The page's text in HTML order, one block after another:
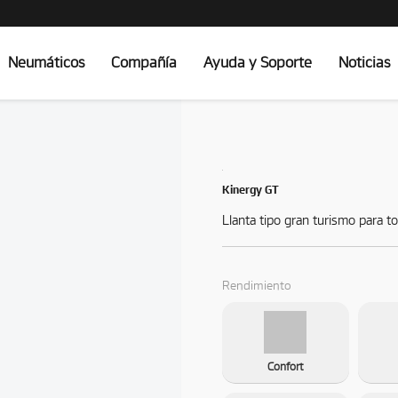
Neumáticos Compañía Ayuda y Soporte Noticias
Kinergy GT
Llanta tipo gran turismo para
Rendimiento
Confort